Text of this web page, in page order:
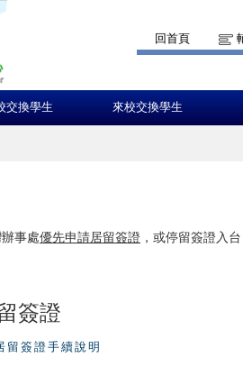
回首頁
交換學生 來校交換學生
事處優先申請居留簽證 ，或停留簽證入
簽證
留簽證手續說明